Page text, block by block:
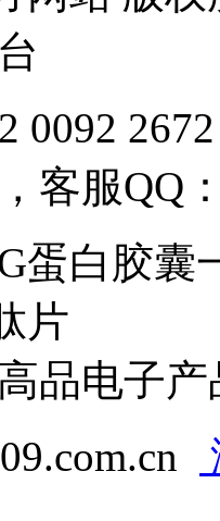
0092
客服QQ
蛋白胶囊
片
品电子